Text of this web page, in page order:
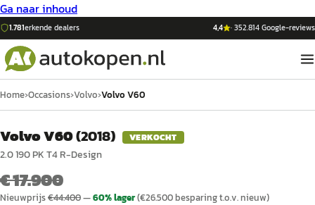
Ga naar inhoud
1.781erkende dealers 4,4 ·352.814Google-reviews
Home›Occasions›Volvo›Volvo V60
Volvo V60(2018) VERKOCHT
2.0 190 PK T4 R-Design
€ 17.900
Nieuwprijs€44.400—60% lager(€26.500besparing t.o.v. nieuw)